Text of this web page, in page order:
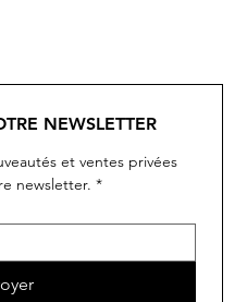
NEWSLETTER
et ventes privées
newsletter. *